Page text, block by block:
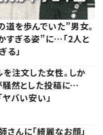
を歩んでいた”男女。
ぎる姿”に…「2人と
る」
注文した女性。しか
騒然とした投稿に…
ヤバい安い」
んに「綺麗なお顔」